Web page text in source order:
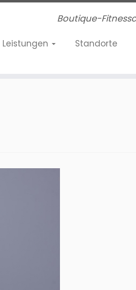
Boutique-
Leistungen Standorte